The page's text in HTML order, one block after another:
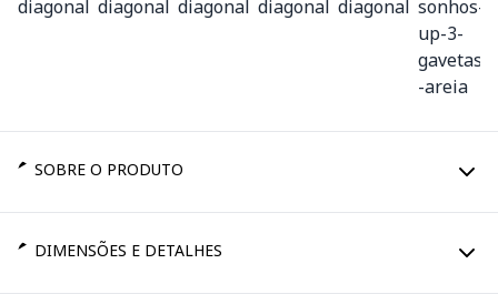
SOBRE O PRODUTO
DIMENSÕES E DETALHES